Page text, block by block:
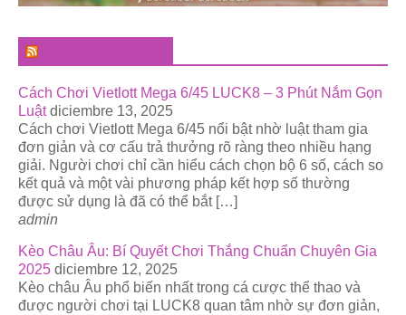
Cách Chơi Vietlott Mega 6/45 LUCK8 – 3 Phút Nắm Gọn
Luật diciembre 13, 2025
Cách chơi Vietlott Mega 6/45 nổi bật nhờ luật tham gia
đơn giản và cơ cấu trả thưởng rõ ràng theo nhiều hạng
giải. Người chơi chỉ cần hiểu cách chọn bộ 6 số, cách so
kết quả và một vài phương pháp kết hợp số thường
được sử dụng là đã có thể bắt […]
admin
Kèo Châu Âu: Bí Quyết Chơi Thắng Chuẩn Chuyên Gia
2025 diciembre 12, 2025
Kèo châu Âu phổ biến nhất trong cá cược thể thao và
được người chơi tại LUCK8 quan tâm nhờ sự đơn giản,